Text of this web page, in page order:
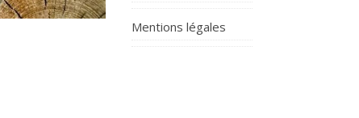
Mentions légales